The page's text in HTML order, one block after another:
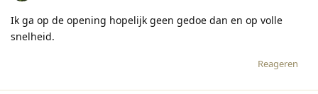
Ik ga op de opening hopelijk geen gedoe dan en op volle
snelheid.
Reageren